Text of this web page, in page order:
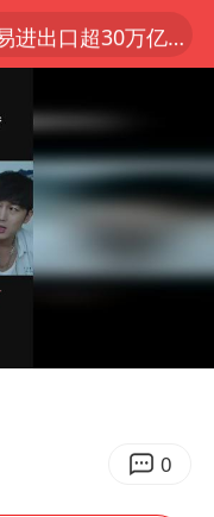
我国货物贸易进出口超30万亿元
强
官方通报教师招聘笔试前13名被淘汰
本试射“战斧”导弹
涨
0